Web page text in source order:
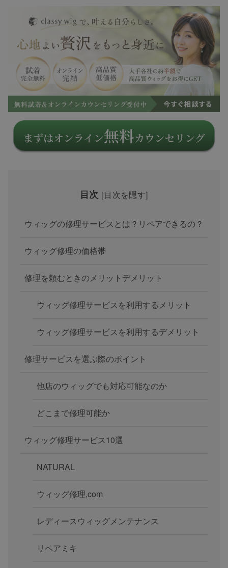
目次 [目次を隠す]
ウィッグの修理サービスとは？リペアできるの？
ウィッグ修理の価格帯
修理を頼むときのメリットデメリット
ウィッグ修理サービスを利用するメリット
ウィッグ修理サービスを利用するデメリット
修理サービスを選ぶ際のポイント
他店のウィッグでも対応可能なのか
どこまで修理可能か
ウィッグ修理サービス10選
NATURAL
ウィッグ修理,com
レディースウィッグメンテナンス
リペアミキ